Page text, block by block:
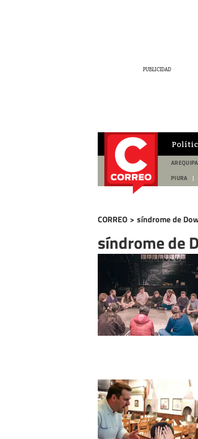
AREQUIPA
PIURA
CORREO > síndrome de
síndrome de